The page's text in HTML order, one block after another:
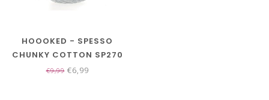
HOOOKED - SPESSO
CHUNKY COTTON SP270
- 500G
€9,99€6,99